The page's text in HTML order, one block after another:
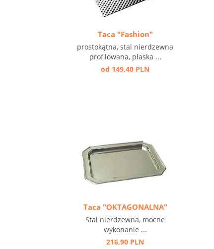
Taca "Fashion"
prostokątna, stal nierdzewna
profilowana, płaska ...
od 149,40 PLN
Taca "OKTAGONALNA"
Stal nierdzewna, mocne
wykonanie ...
216,90 PLN